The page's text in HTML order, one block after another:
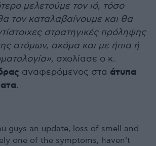
μελετούμε τον ιό, τόσο
τον καταλαβαίνουμε και θα
στρατηγικές πρόληψης
ατόμων, ακόμα και με ήπια ή
σχολίασε ο κ.
αναφερόμενος στα άτυπα
.
guys an update, loss of smell and
one of the symptoms, haven’t